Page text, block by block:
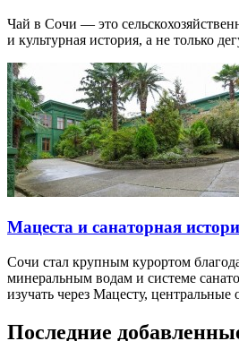
Чай в Сочи — это
и культурная история, а не только
Мацеста и санаторная
Сочи стал крупным курортом
минеральным водам и системе
изучать через Мацесту,
Последние